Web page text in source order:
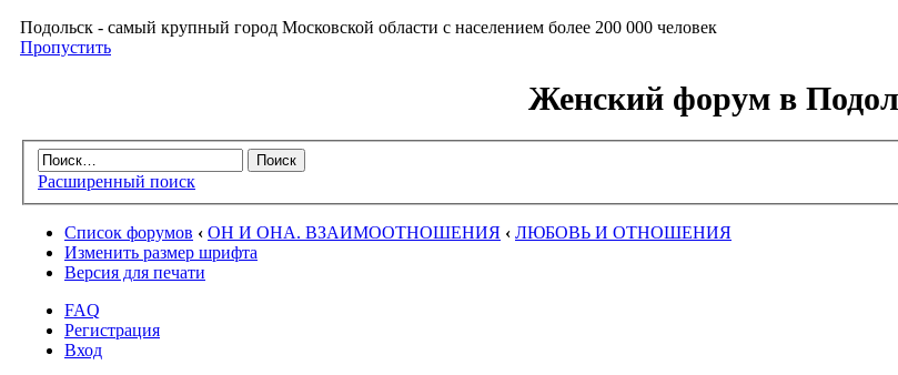
Подольск - самый крупный город Московской области с населением более 200 000 человек
Пропустить
Женский форум в
Расширенный поиск
Список форумов ‹ ОН И ОНА. ВЗАИМООТНОШЕНИЯ ‹ ЛЮБОВЬ И ОТНОШЕНИЯ
Изменить размер шрифта
Версия для печати
FAQ
Регистрация
Вход